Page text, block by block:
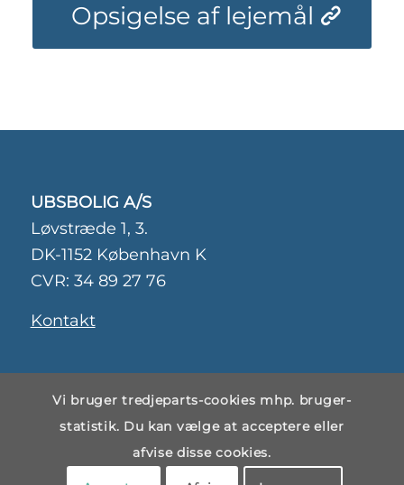
Opsigelse af lejemål
UBSBOLIG A/S
Løvstræde 1, 3.
DK-1152 København K
CVR: 34 89 27 76
Kontakt
Persondatapolitik
Cookiepolitik
Vi bruger tredjeparts-cookies mhp. bruger-
statistik. Du kan vælge at acceptere eller
afvise disse cookies.